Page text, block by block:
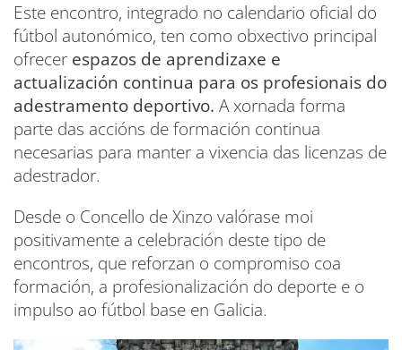
Este encontro, integrado no calendario oficial do
fútbol autonómico, ten como obxectivo principal
ofrecer espazos de aprendizaxe e
actualización continua para os profesionais do
adestramento deportivo. A xornada forma
parte das accións de formación continua
necesarias para manter a vixencia das licenzas de
adestrador.
Desde o Concello de Xinzo valórase moi
positivamente a celebración deste tipo de
encontros, que reforzan o compromiso coa
formación, a profesionalización do deporte e o
impulso ao fútbol base en Galicia.